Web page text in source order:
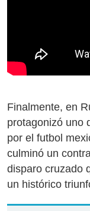
Finalmente, en
protagonizó uno
por el futbol
culminó un
disparo cruzado
un histórico